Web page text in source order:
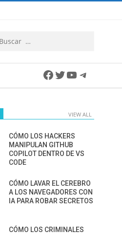
Facebook
Twitter
YouTube
VIEW ALL
CÓMO LOS HACKERS
MANIPULAN GITHUB
COPILOT DENTRO DE VS
CODE
CÓMO LAVAR EL CEREBRO
A LOS NAVEGADORES CON
IA PARA ROBAR SECRETOS
CÓMO LOS CRIMINALES